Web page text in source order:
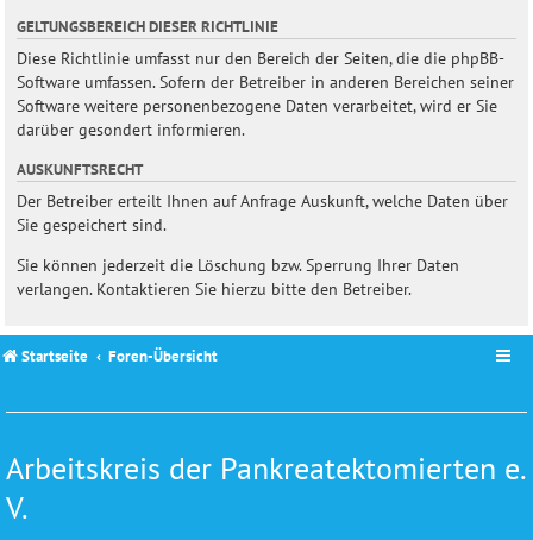
GELTUNGSBEREICH DIESER RICHTLINIE
Diese Richtlinie umfasst nur den Bereich der Seiten, die die phpBB-
Software umfassen. Sofern der Betreiber in anderen Bereichen seiner
Software weitere personenbezogene Daten verarbeitet, wird er Sie
darüber gesondert informieren.
AUSKUNFTSRECHT
Der Betreiber erteilt Ihnen auf Anfrage Auskunft, welche Daten über
Sie gespeichert sind.
Sie können jederzeit die Löschung bzw. Sperrung Ihrer Daten
verlangen. Kontaktieren Sie hierzu bitte den Betreiber.
Startseite Foren-Übersicht
Arbeitskreis der Pankreatektomierten e.
V.